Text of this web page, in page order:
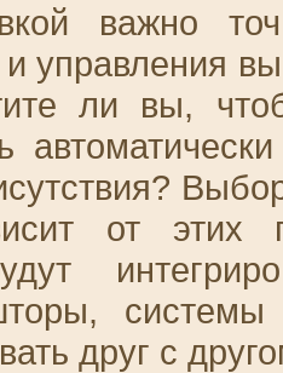
важно
управления
ли вы,
от этих
друг с